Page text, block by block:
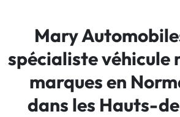
Mary
spécialiste véhicule
marques en
dans les Hauts-